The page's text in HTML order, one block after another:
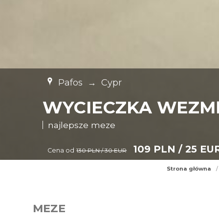
Pafos → Cypr
WYCIECZKA
najlepsze meze
Cena od 130 PLN / 30 EUR 109 PLN / 25
Strona główna /
MEZE